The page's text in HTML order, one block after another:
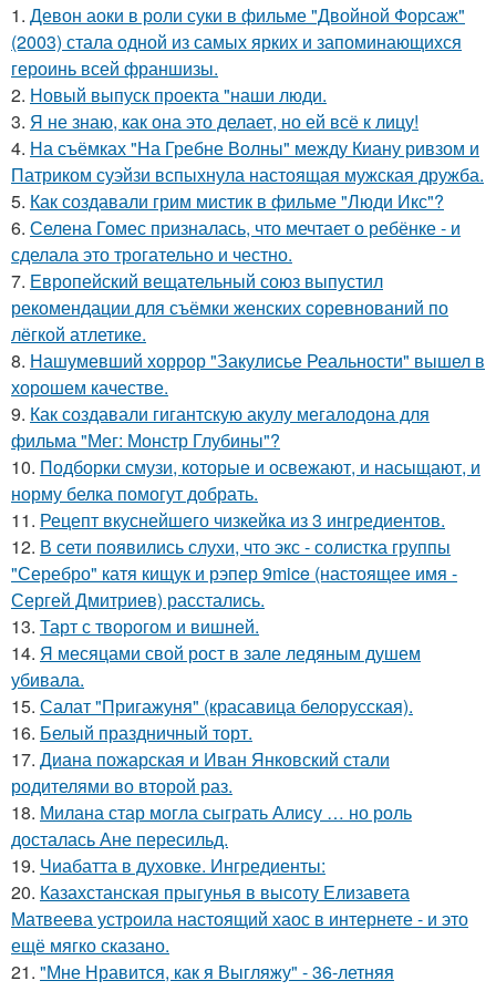
1. Девон аоки в роли суки в фильме "Двойной Форсаж"
(2003) стала одной из самых ярких и запоминающихся
героинь всей франшизы.
2. Новый выпуск проекта "наши люди.
3. Я не знаю, как она это делает, но ей всё к лицу!
4. На съёмках "На Гребне Волны" между Киану ривзом и
Патриком суэйзи вспыхнула настоящая мужская дружба.
5. Как создавали грим мистик в фильме "Люди Икс"?
6. Селена Гомес призналась, что мечтает о ребёнке - и
сделала это трогательно и честно.
7. Европейский вещательный союз выпустил
рекомендации для съёмки женских соревнований по
лёгкой атлетике.
8. Нашумевший хоррор "Закулисье Реальности" вышел в
хорошем качестве.
9. Как создавали гигантскую акулу мегалодона для
фильма "Мег: Монстр Глубины"?
10. Подборки смузи, которые и освежают, и насыщают, и
норму белка помогут добрать.
11. Рецепт вкуснейшего чизкейка из 3 ингредиентов.
12. В сети появились слухи, что экс - солистка группы
"Серебро" катя кищук и рэпер 9mice (настоящее имя -
Сергей Дмитриев) расстались.
13. Тарт с творогом и вишней.
14. Я месяцами свой рост в зале ледяным душем
убивала.
15. Салат "Пригажуня" (красавица белорусская).
16. Белый праздничный торт.
17. Диана пожарская и Иван Янковский стали
родителями во второй раз.
18. Милана стар могла сыграть Алису … но роль
досталась Ане пересильд.
19. Чиабатта в духовке. Ингредиенты:
20. Казахстанская прыгунья в высоту Елизавета
Матвеева устроила настоящий хаос в интернете - и это
ещё мягко сказано.
21. "Мне Нравится, как я Выгляжу" - 36-летняя